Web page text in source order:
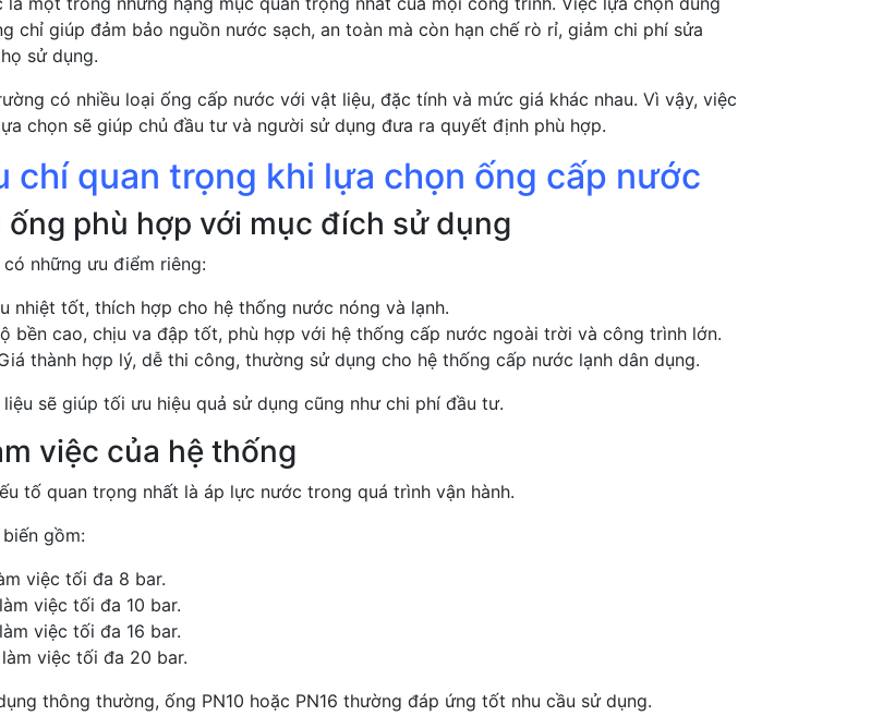
chỉ giúp đảm bảo nguồn nước sạch, an toàn mà còn hạn chế rò rỉ, giảm chi phí sửa
sử dụng.
có nhiều loại ống cấp nước với vật liệu, đặc tính và mức giá khác nhau. Vì vậy, việc
chọn sẽ giúp chủ đầu tư và người sử dụng đưa ra quyết định phù hợp.
chí quan trọng khi lựa chọn ống cấp nước
ống phù hợp với mục đích sử dụng
những ưu điểm riêng:
nhiệt tốt, thích hợp cho hệ thống nước nóng và lạnh.
bền cao, chịu va đập tốt, phù hợp với hệ thống cấp nước ngoài trời và công trình lớn.
thành hợp lý, dễ thi công, thường sử dụng cho hệ thống cấp nước lạnh dân dụng.
sẽ giúp tối ưu hiệu quả sử dụng cũng như chi phí đầu tư.
việc của hệ thống
tố quan trọng nhất là áp lực nước trong quá trình vận hành.
gồm:
việc tối đa 8 bar.
việc tối đa 10 bar.
việc tối đa 16 bar.
việc tối đa 20 bar.
thông thường, ống PN10 hoặc PN16 thường đáp ứng tốt nhu cầu sử dụng.